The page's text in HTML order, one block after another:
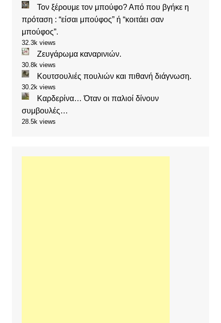
Τον ξέρουμε τον μπούφο? Από που βγήκε η
πρόταση : “είσαι μπούφος” ή “κοιτάει σαν
μπούφος”.
32.3k views
Ζευγάρωμα καναρινιών.
30.8k views
Κουτσουλιές πουλιών και πιθανή διάγνωση.
30.2k views
Καρδερίνα… Όταν οι παλιοί δίνουν
συμβουλές…
28.5k views